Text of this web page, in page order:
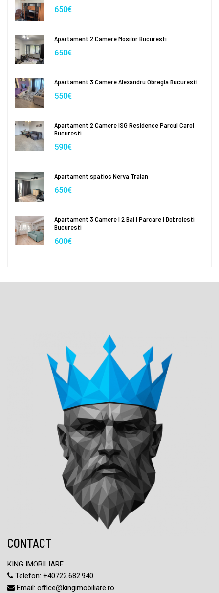
650€
Apartament 2 Camere Mosilor Bucuresti
650€
Apartament 3 Camere Alexandru Obregia Bucuresti
550€
Apartament 2 Camere ISG Residence Parcul Carol
Bucuresti
590€
Apartament spatios Nerva Traian
650€
Apartament 3 Camere | 2 Bai | Parcare | Dobroiesti
Bucuresti
600€
CONTACT
KING IMOBILIARE
Telefon: +40722.682.940
Email: office@kingimobiliare.ro